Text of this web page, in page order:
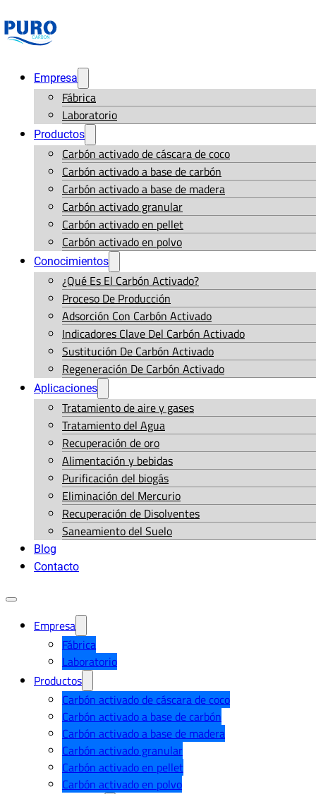
Empresa
Fábrica
Laboratorio
Productos
Carbón activado de cáscara de coco
Carbón activado a base de carbón
Carbón activado a base de madera
Carbón activado granular
Carbón activado en pellet
Carbón activado en polvo
Conocimientos
¿Qué Es El Carbón Activado?
Proceso De Producción
Adsorción Con Carbón Activado
Indicadores Clave Del Carbón Activado
Sustitución De Carbón Activado
Regeneración De Carbón Activado
Aplicaciones
Tratamiento de aire y gases
Tratamiento del Agua
Recuperación de oro
Alimentación y bebidas
Purificación del biogás
Eliminación del Mercurio
Recuperación de Disolventes
Saneamiento del Suelo
Blog
Contacto
Empresa
Fábrica
Laboratorio
Productos
Carbón activado de cáscara de coco
Carbón activado a base de carbón
Carbón activado a base de madera
Carbón activado granular
Carbón activado en pellet
Carbón activado en polvo